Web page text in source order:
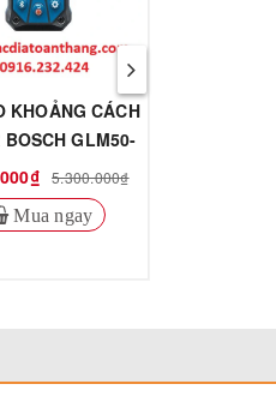
KHOẢNG CÁCH
BOSCH GLM50-
27CG5.300.000₫
Mua ngay